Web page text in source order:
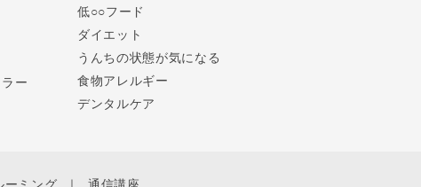
ー
低○○フード
ダイエット
うんちの状態が気になる
食物アレルギー
デンタルケア